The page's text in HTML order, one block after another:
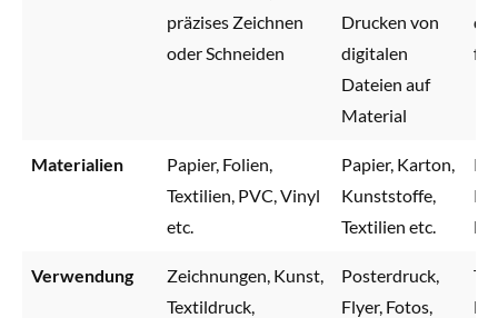
präzises Zeichnen
oder Schneiden
Drucken von
digitalen
Dateien auf
Material
Materialien
Papier, Folien,
Textilien, PVC, Vinyl
etc.
Papier, Karton,
Kunststoffe,
Textilien etc.
Verwendung
Zeichnungen, Kunst,
Textildruck,
Posterdruck,
Flyer, Fotos,
T-